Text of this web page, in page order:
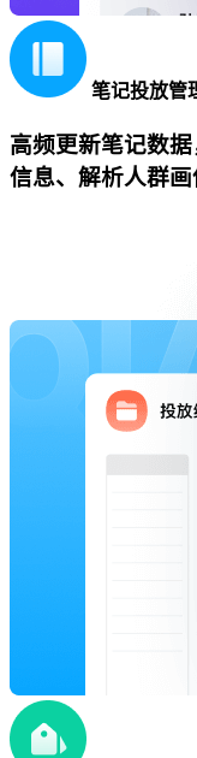
笔记投放管
高频更新笔记数
信息、解析人群画